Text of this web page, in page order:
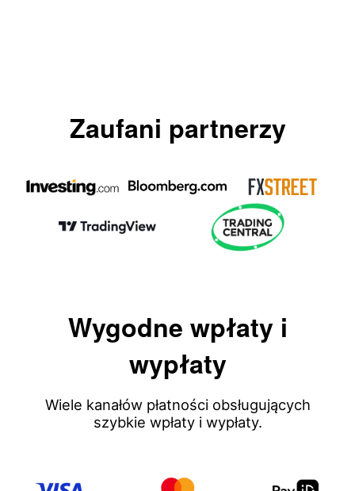
Zaufani partnerzy
Wygodne wpłaty i
wypłaty
Wiele kanałów płatności obsługujących
szybkie wpłaty i wypłaty.